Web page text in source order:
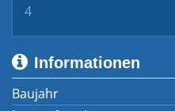
4
Informationen
Baujahr